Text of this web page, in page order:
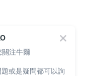
注牛爾
或是疑問都可以詢